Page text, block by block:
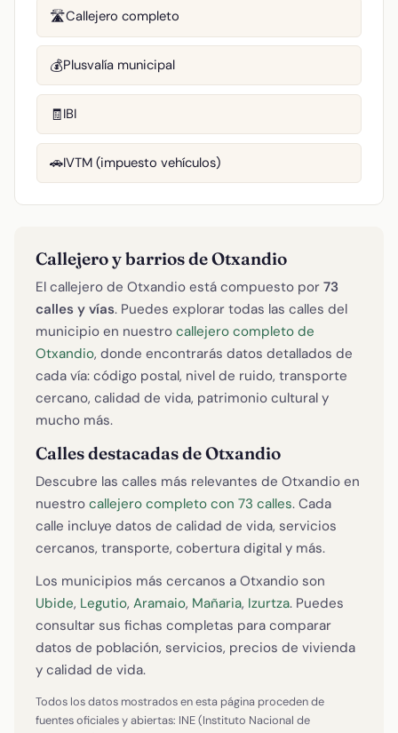
🛣️Callejero completo
💰Plusvalía municipal
🧾IBI
🚗IVTM (impuesto vehículos)
Callejero y barrios de Otxandio
El callejero de Otxandio está compuesto por 73
calles y vías. Puedes explorar todas las calles del
municipio en nuestro callejero completo de
Otxandio, donde encontrarás datos detallados de
cada vía: código postal, nivel de ruido, transporte
cercano, calidad de vida, patrimonio cultural y
mucho más.
Calles destacadas de Otxandio
Descubre las calles más relevantes de Otxandio en
nuestro callejero completo con 73 calles. Cada
calle incluye datos de calidad de vida, servicios
cercanos, transporte, cobertura digital y más.
Los municipios más cercanos a Otxandio son
Ubide, Legutio, Aramaio, Mañaria, Izurtza. Puedes
consultar sus fichas completas para comparar
datos de población, servicios, precios de vivienda
y calidad de vida.
Todos los datos mostrados en esta página proceden de
fuentes oficiales y abiertas: INE (Instituto Nacional de